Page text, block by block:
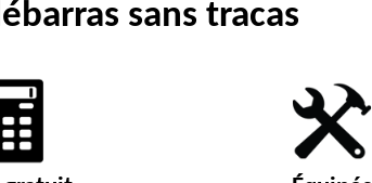
sans tracas